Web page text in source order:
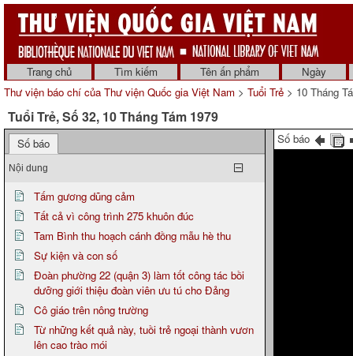
Trang chủ Tìm kiếm Tên ấn phẩm
Ngày
Thư viện báo chí của Thư viện Quốc gia Việt Nam > Tuổi Trẻ > 10 Tháng
Tuổi Trẻ, Số 32, 10 Tháng Tám 1979
Số báo
Nội dung
Tấm gương dũng cảm
Tất cả vì công trình 275 khuôn đúc
Tam Bình thu hoạch cánh đồng mẫu hè thu
Sự kiện và con số
Đoàn phường 22 (quận 3) làm tốt công tác bồi
dưỡng giới thiệu đoàn viên ưu tú cho Đảng
Cô giáo trên nông trường
Từ những kết quả này, tuồi trẻ ngoại thành vươn
lên cao trào mói
Số báo